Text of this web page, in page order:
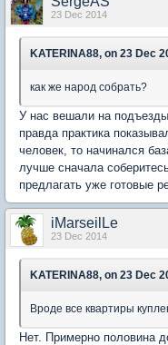
23 Dec 2014
KATERINA88, on 23 Dec
как же народ собрать?
У нас вешали на
правда практика
человек, то начинался
лучше сначала
предлагать уже готовые
iMarseilLe
23 Dec 2014
KATERINA88, on 23 Dec
Вроде все квартиры
Нет. Примерно половина